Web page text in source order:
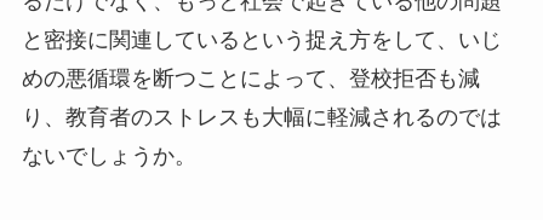
と密接に関連しているという捉え方をして、いじ
めの悪循環を断つことによって、登校拒否も減
り、教育者のストレスも大幅に軽減されるのでは
ないでしょうか。